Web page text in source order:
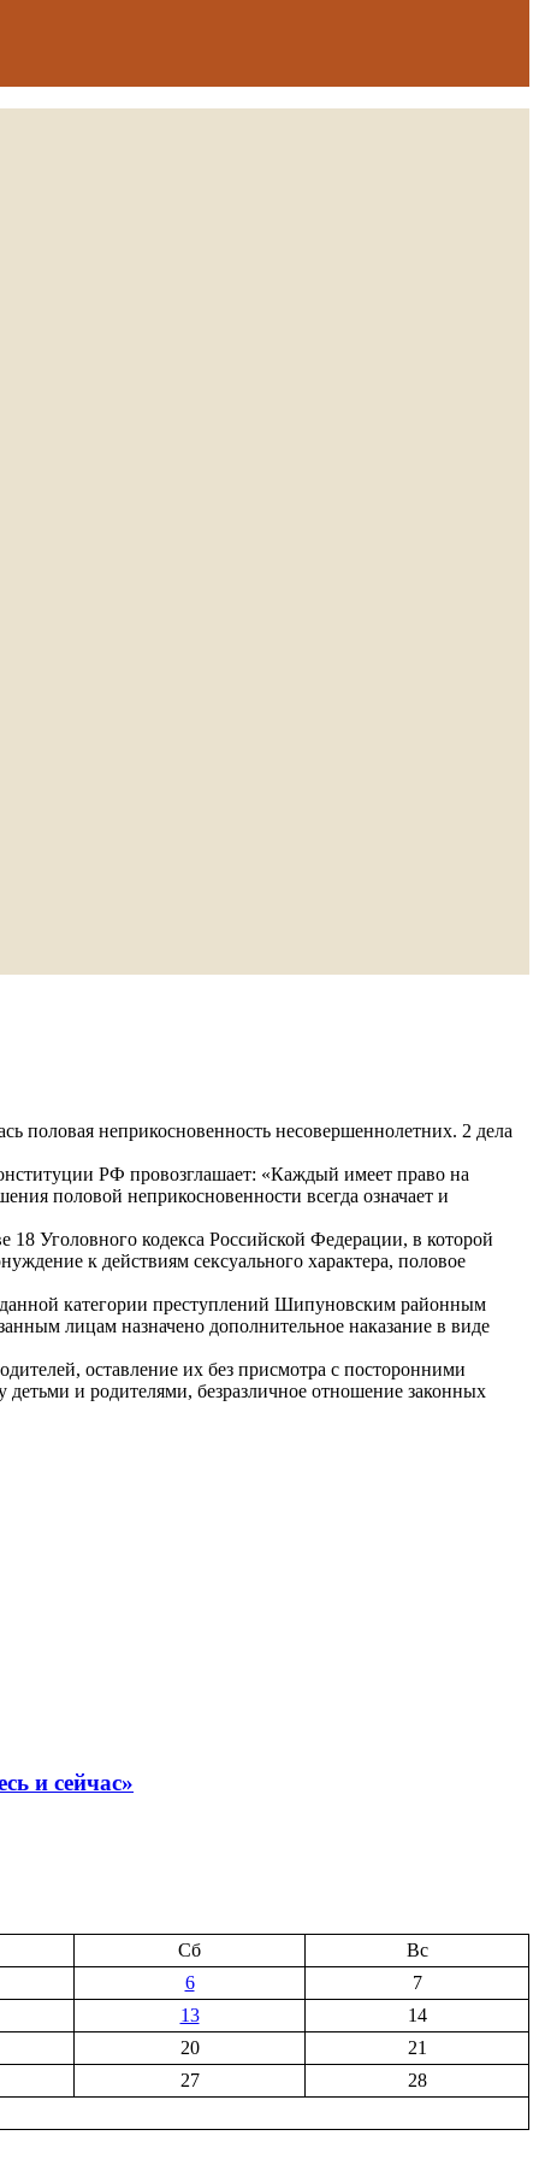
половая неприкосновенность несовершеннолетних. 2 дела
РФ провозглашает: «Каждый имеет право на
половой неприкосновенности всегда означает и
18 Уголовного кодекса Российской Федерации, в которой
к действиям сексуального характера, половое
данной категории преступлений Шипуновским районным
лицам назначено дополнительное наказание в виде
оставление их без присмотра с посторонними
и родителями, безразличное отношение законных
и сейчас»
Сб
Вс
6
7
13
14
20
21
27
28